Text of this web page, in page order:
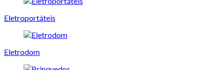
Eletroportáteis
Eletrodom